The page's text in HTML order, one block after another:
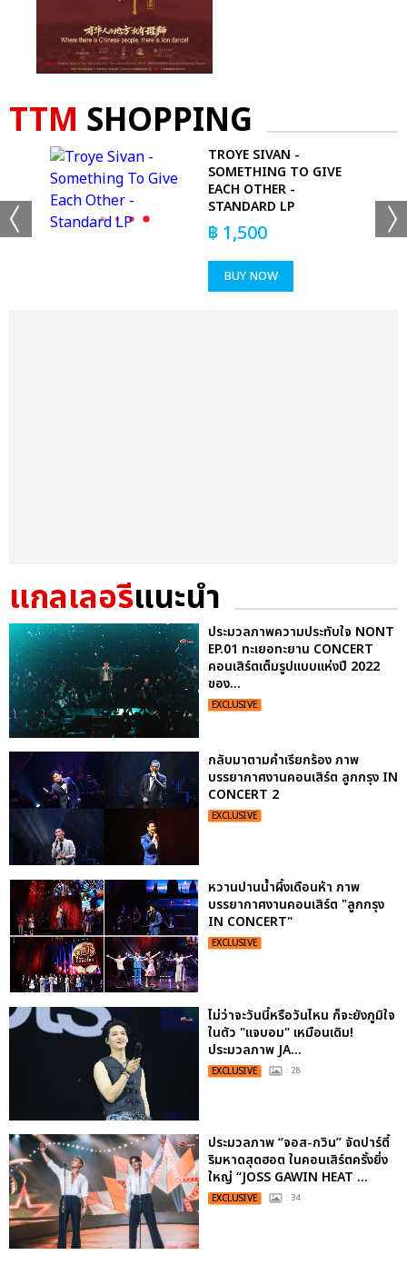
TTM SHOPPING
TROYE SIVAN -
SOMETHING TO GIVE
EACH OTHER -
STANDARD LP
฿ 1,500
BUY NOW
แกลเลอรีแนะนำ
ประมวลภาพความประทับใจ NONT
EP.01 ทะเยอทะยาน CONCERT
คอนเสิร์ตเต็มรูปแบบแห่งปี 2022
ของ...
EXCLUSIVE
กลับมาตามคำเรียกร้อง ภาพ
บรรยากาศงานคอนเสิร์ต ลูกกรุง IN
CONCERT 2
EXCLUSIVE
หวานปานน้ำผึ้งเดือนห้า ภาพ
บรรยากาศงานคอนเสิร์ต "ลูกกรุง
IN CONCERT"
EXCLUSIVE
ไม่ว่าจะวันนี้หรือวันไหน ก็จะยังภูมิใจ
ในตัว "แจบอม" เหมือนเดิม!
ประมวลภาพ JA...
EXCLUSIVE : 28
ประมวลภาพ “จอส-กวิน” จัดปาร์ตี้
ริมหาดสุดฮอต ในคอนเสิร์ตครั้งยิ่ง
ใหญ่ “JOSS GAWIN HEAT ...
EXCLUSIVE : 34